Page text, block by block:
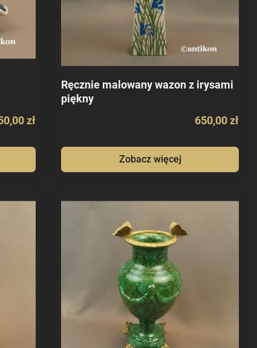
zł
Ręcznie malowany wazon z irysami
piękny
650,00 zł
Zobacz więcej